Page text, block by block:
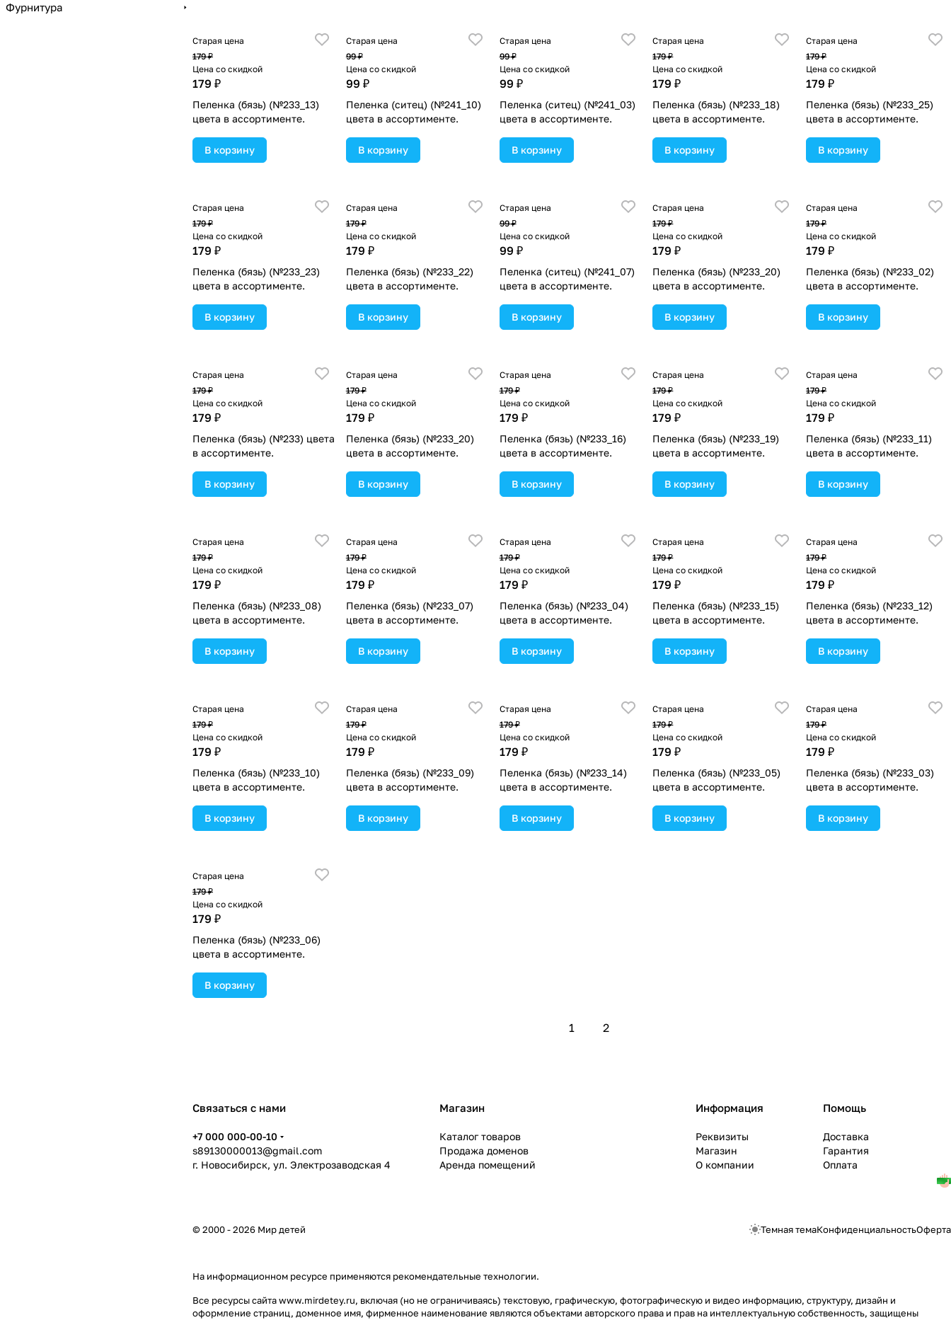
Старая цена
179 ₽
Цена со скидкой
179 ₽
Пеленка (бязь) (№233_13)
цвета в ассортименте.
В корзину
Старая цена
99 ₽
Цена со скидкой
99 ₽
Пеленка (ситец) (№241_10)
цвета в ассортименте.
В корзину
Старая цена
99 ₽
Цена со скидкой
99 ₽
Пеленка (ситец) (№241_03)
цвета в ассортименте.
В корзину
Старая цена
179 ₽
Цена со скидкой
179 ₽
Пеленка (бязь) (№233_18)
цвета в ассортименте.
В корзину
Старая цена
179 ₽
Цена со скидкой
179 ₽
Пеленка (бязь) (№233_25)
цвета в ассортименте.
В корзину
Старая цена
179 ₽
Цена со скидкой
179 ₽
Пеленка (бязь) (№233_23)
цвета в ассортименте.
В корзину
Старая цена
179 ₽
Цена со скидкой
179 ₽
Пеленка (бязь) (№233_22)
цвета в ассортименте.
В корзину
Старая цена
99 ₽
Цена со скидкой
99 ₽
Пеленка (ситец) (№241_07)
цвета в ассортименте.
В корзину
Старая цена
179 ₽
Цена со скидкой
179 ₽
Пеленка (бязь) (№233_20)
цвета в ассортименте.
В корзину
Старая цена
179 ₽
Цена со скидкой
179 ₽
Пеленка (бязь) (№233_02)
цвета в ассортименте.
В корзину
Старая цена
179 ₽
Цена со скидкой
179 ₽
Пеленка (бязь) (№233) цвета
в ассортименте.
В корзину
Старая цена
179 ₽
Цена со скидкой
179 ₽
Пеленка (бязь) (№233_20)
цвета в ассортименте.
В корзину
Старая цена
179 ₽
Цена со скидкой
179 ₽
Пеленка (бязь) (№233_16)
цвета в ассортименте.
В корзину
Старая цена
179 ₽
Цена со скидкой
179 ₽
Пеленка (бязь) (№233_19)
цвета в ассортименте.
В корзину
Старая цена
179 ₽
Цена со скидкой
179 ₽
Пеленка (бязь) (№233_11)
цвета в ассортименте.
В корзину
Старая цена
179 ₽
Цена со скидкой
179 ₽
Пеленка (бязь) (№233_08)
цвета в ассортименте.
В корзину
Старая цена
179 ₽
Цена со скидкой
179 ₽
Пеленка (бязь) (№233_07)
цвета в ассортименте.
В корзину
Старая цена
179 ₽
Цена со скидкой
179 ₽
Пеленка (бязь) (№233_04)
цвета в ассортименте.
В корзину
Старая цена
179 ₽
Цена со скидкой
179 ₽
Пеленка (бязь) (№233_15)
цвета в ассортименте.
В корзину
Старая цена
179 ₽
Цена со скидкой
179 ₽
Пеленка (бязь) (№233_12)
цвета в ассортименте.
В корзину
Старая цена
179 ₽
Цена со скидкой
179 ₽
Пеленка (бязь) (№233_10)
цвета в ассортименте.
В корзину
Старая цена
179 ₽
Цена со скидкой
179 ₽
Пеленка (бязь) (№233_09)
цвета в ассортименте.
В корзину
Старая цена
179 ₽
Цена со скидкой
179 ₽
Пеленка (бязь) (№233_14)
цвета в ассортименте.
В корзину
Старая цена
179 ₽
Цена со скидкой
179 ₽
Пеленка (бязь) (№233_05)
цвета в ассортименте.
В корзину
Старая цена
179 ₽
Цена со скидкой
179 ₽
Пеленка (бязь) (№233_03)
цвета в ассортименте.
В корзину
Старая цена
179 ₽
Цена со скидкой
179 ₽
Пеленка (бязь) (№233_06)
цвета в ассортименте.
В корзину
1 2
Связаться с нами
+7 000 000-00-10
s89130000013@gmail.com
г. Новосибирск, ул. Электрозаводская 4
Магазин
Каталог товаров
Продажа доменов
Аренда помещений
Информация
Реквизиты
Магазин
О компании
Помощь
Доставка
Гарантия
Оплата
© 2000 - 2026 Мир детей Темная темаКонфиденциальностьОферта
На информационном ресурсе применяются рекомендательные технологии.
Все ресурсы сайта www.mirdetey.ru, включая (но не ограничиваясь) текстовую, графическую, фотографическую и видео информацию, структуру, дизайн и
оформление страниц, доменное имя, фирменное наименование являются объектами авторского права и прав на интеллектуальную собственность, защищены
Фурнитура